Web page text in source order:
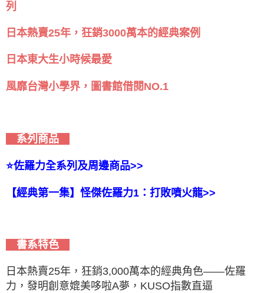
列
日本熱賣25年，狂銷3000萬本的經典案例
日本東大生小時候最愛
風靡台灣小學界，圖書館借閱NO.1
系列商品
⭐️佐羅力全系列及周邊商品>>
【經典第一集】怪傑佐羅力1：打敗噴火龍>>
書系特色
日本熱賣25年，狂銷3,000萬本的經典角色——佐羅
力，發明創意媲美哆啦A夢，KUSO指數直逼